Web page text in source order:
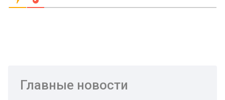
Главные новости